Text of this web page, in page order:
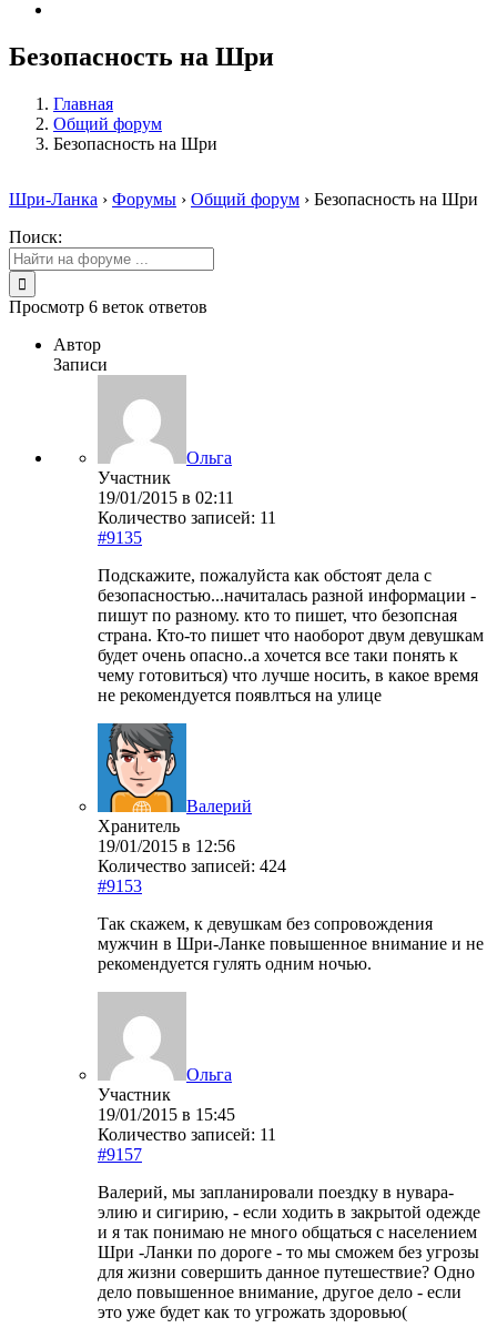
Безопасность на Шри
Главная
Общий форум
Безопасность на Шри
Шри-Ланка › Форумы › Общий форум › Безопасность на Шри
Поиск:
Просмотр 6 веток ответов
Автор
Записи
Ольга
Участник
19/01/2015 в 02:11
Количество записей: 11
#9135
Подскажите, пожалуйста как обстоят дела с
безопасностью...начиталась разной информации -
пишут по разному. кто то пишет, что безопсная
страна. Кто-то пишет что наоборот двум девушкам
будет очень опасно..а хочется все таки понять к
чему готовиться) что лучше носить, в какое время
не рекомендуется появлться на улице
Валерий
Хранитель
19/01/2015 в 12:56
Количество записей: 424
#9153
Так скажем, к девушкам без сопровождения
мужчин в Шри-Ланке повышенное внимание и не
рекомендуется гулять одним ночью.
Ольга
Участник
19/01/2015 в 15:45
Количество записей: 11
#9157
Валерий, мы запланировали поездку в нувара-
элию и сигирию, - если ходить в закрытой одежде
и я так понимаю не много общаться с населением
Шри -Ланки по дороге - то мы сможем без угрозы
для жизни совершить данное путешествие? Одно
дело повышенное внимание, другое дело - если
это уже будет как то угрожать здоровью(